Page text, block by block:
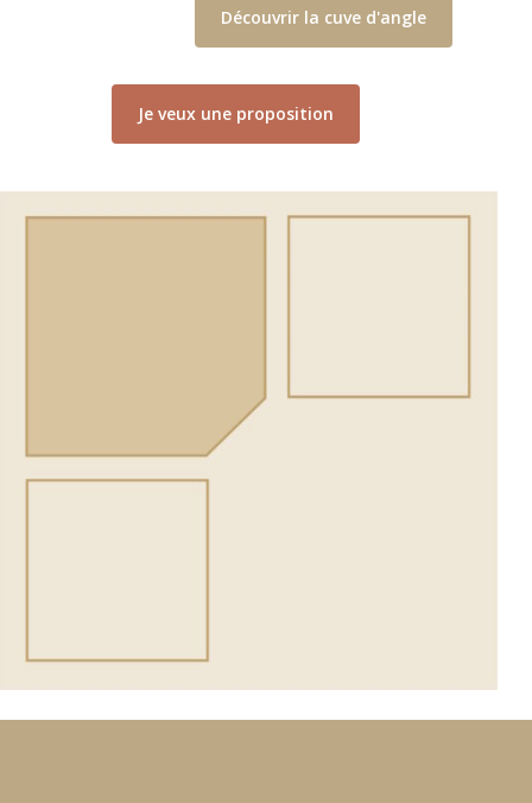
Découvrir la cuve d'angle
Je veux une proposition